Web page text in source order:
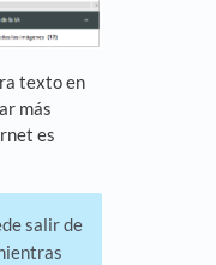
texto en
más
es
salir de